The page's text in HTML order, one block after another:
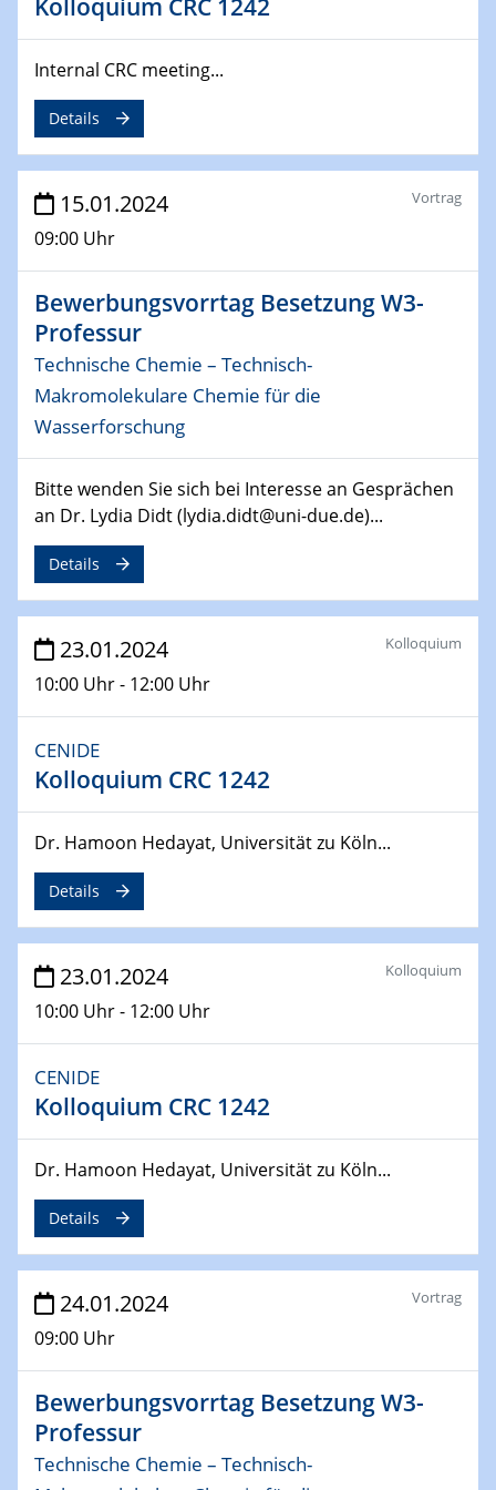
04.02.2024 - 05.02.2024
ZBT Wasserstofftage
07.02.2024
Online-Veranstaltung „Verbundprojekte in
Horizont Europa: Ein Überblick“
13.02.2024
Electrocatalysis as a Major Enabling
Technology for Decarbonization
14.02.2024
"Lhyfe - Produzent und Lieferant von
grünem und erneuerbarem Wasserstoff.
Praxisfall, Projekt Duisburg
14.02.2024 - 16.02.2024
SFB 247
Jahrestreffen
01.03.2024
Online-Kick-Off
ZBT
07.03.2024
Liquid Organic Hydrogen Carriers (LOHC)
14.03.2024
Microscope Techniques in Materials
Research
From Micro to Nano Analysis
04.04.2024
CENIDE & WIN Seminar Series on 2D-
MATURE
Speaker: Jonathan Coleman (Trinity College Dublin)
10.04.2024 - 11.04.2024
Kooperationsseminar | Elektrolyse und
Brennstoffzellen
15.04.2024
Online Workshop
Ben Gurion University
25.04.2024
CENIDE & WIN Seminar Series on 2D-
MATURE
Speaker: Albert Dato (Harvey Mudd College)
Kolloquium CRC 1242
Internal CRC meeting...
Details
15.01.2024
09:00 Uhr
Vortrag
Bewerbungsvorrtag Besetzung W3-
Professur
Technische Chemie – Technisch-
Makromolekulare Chemie für die
Wasserforschung
Bitte wenden Sie sich bei Interesse an Gesprächen
an Dr. Lydia Didt (lydia.didt@uni-due.de)...
Details
23.01.2024
10:00 Uhr - 12:00 Uhr
Kolloquium
CENIDE
Kolloquium CRC 1242
Dr. Hamoon Hedayat, Universität zu Köln...
Details
23.01.2024
10:00 Uhr - 12:00 Uhr
Kolloquium
CENIDE
Kolloquium CRC 1242
Dr. Hamoon Hedayat, Universität zu Köln...
Details
24.01.2024
09:00 Uhr
Vortrag
Bewerbungsvorrtag Besetzung W3-
Professur
Technische Chemie – Technisch-